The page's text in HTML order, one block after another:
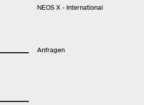
NEOS X - International
Anfragen